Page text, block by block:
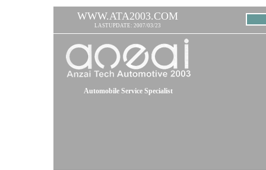
WWW.ATA2003.COM
LASTUPDATE: 2007/03/23
Automobile Service Specialist